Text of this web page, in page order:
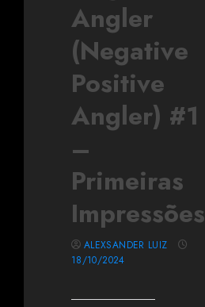
Angler
(Negative
Positive
Angler) #1
–
Primeiras
Impressões
ALEXSANDER LUIZ
18/10/2024